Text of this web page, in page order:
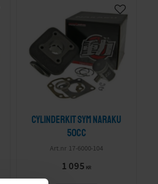
Cylinderkit Sym Naraku
50cc
17-6000-104
1 095 KR